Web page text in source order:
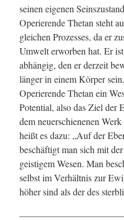
seinen eigenen
Operierende Thetan steht
gleichen Prozesses, da er
Umwelt erworben hat. Er
abhängig, den er derzeit
länger in einem Körper
Operierende Thetan ein
Potential, also das Ziel der
dem neuerschienenen Werk
heißt es dazu: „Auf der
beschäftigt man sich mit
geistigem Wesen. Man
selbst im Verhältnis zur
höher sind als der des